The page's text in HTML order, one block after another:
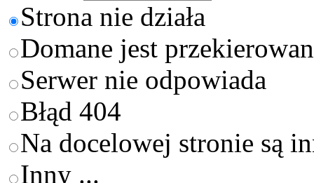
Strona nie działa
Domane jest
Serwer nie odpowiada
Błąd 404
Na docelowej stronie są
Inny ...